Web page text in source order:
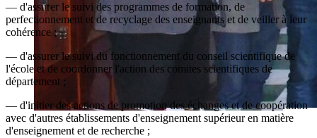
— d'assurer le suivi des programmes de formation, de
perfectionnement et de recyclage des enseignants et de veiller à leur
cohérence ;
— d'assurer le suivi du fonctionnement du conseil scientifique de
l'école et de coordonner l'action des comites scientifiques de
département ;
— d'initier des actions de promotion des échanges et de coopération
avec d'autres établissements d'enseignement supérieur en matière
d'enseignement et de recherche ;